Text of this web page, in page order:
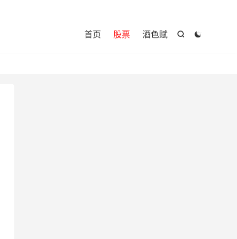


首页 股票 酒色赋